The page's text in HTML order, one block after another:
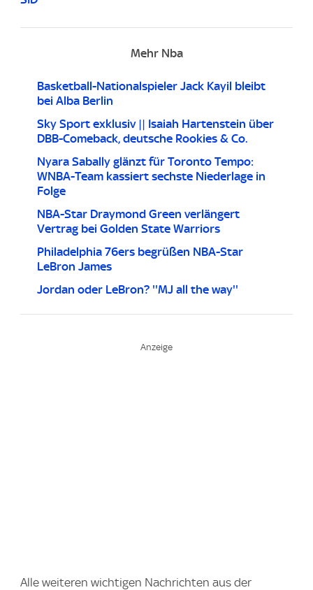
Mehr Nba
Basketball-Nationalspieler Jack Kayil bleibt
bei Alba Berlin
Sky Sport exklusiv || Isaiah Hartenstein über
DBB-Comeback, deutsche Rookies & Co.
Nyara Sabally glänzt für Toronto Tempo:
WNBA-Team kassiert sechste Niederlage in
Folge
NBA-Star Draymond Green verlängert
Vertrag bei Golden State Warriors
Philadelphia 76ers begrüßen NBA-Star
LeBron James
Jordan oder LeBron? ''MJ all the way''
Alle weiteren wichtigen Nachrichten aus der